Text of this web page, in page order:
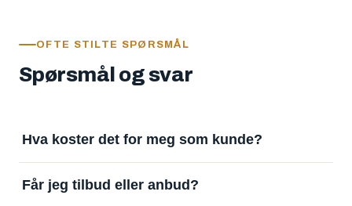
OFTE STILTE SPØRSMÅL
Spørsmål og svar
Hva koster det for meg som kunde?
å motta svar. Tjenesten finansieres av
Får jeg tilbud eller anbud?